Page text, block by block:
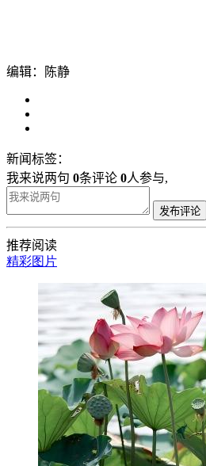
编辑：陈静
新闻标签：
我来说两句 0条评论 0人参与,
发布评论
推荐阅读